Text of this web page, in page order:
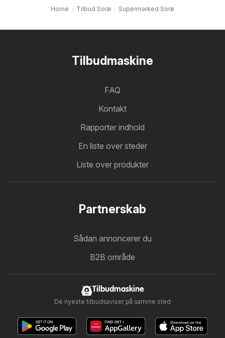
Home Tilbud Sorø Supermarked Sorø
Tilbudmaskine
FAQ
Kontakt
Rapporter indhold
En liste over steder
Liste over produkter
Partnerskab
Sådan annoncerer du
B2B område
Tilbudmaskine
De nyeste tilbudsaviser på samme sted